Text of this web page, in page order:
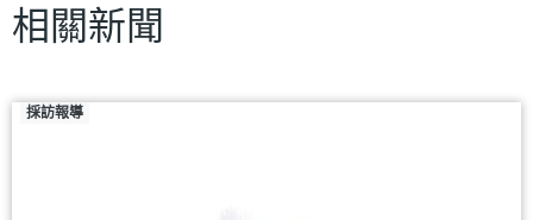
相關新聞
採訪報導